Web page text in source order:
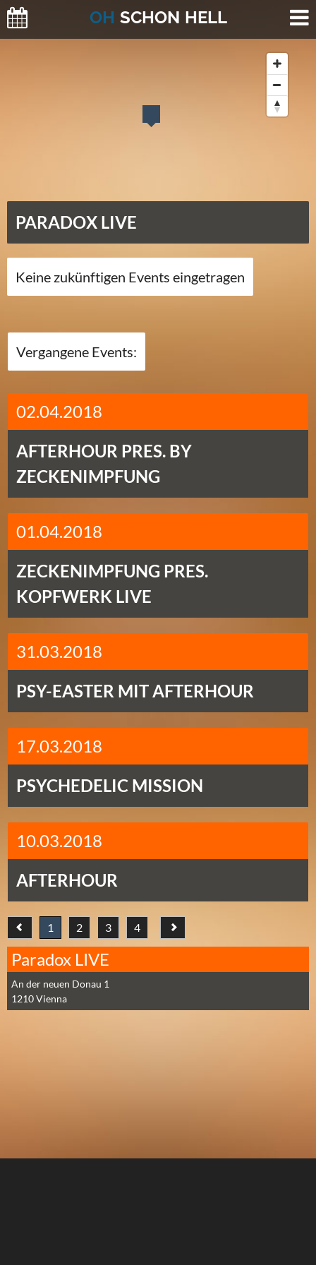
OH SCHON HELL
PARADOX LIVE
Keine zukünftigen Events eingetragen
Vergangene Events:
02.04.2018
AFTERHOUR PRES. BY
ZECKENIMPFUNG
01.04.2018
ZECKENIMPFUNG PRES.
KOPFWERK LIVE
31.03.2018
PSY-EASTER MIT AFTERHOUR
17.03.2018
PSYCHEDELIC MISSION
10.03.2018
AFTERHOUR
1 2 3 4
Paradox LIVE
An der neuen Donau 1
1210Vienna